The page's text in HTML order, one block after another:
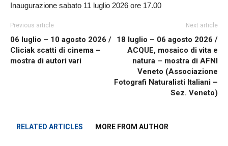
Inaugurazione sabato 11 luglio 2026 ore 17.00
Previous article
06 luglio – 10 agosto 2026 /
Cliciak scatti di cinema –
mostra di autori vari
Next article
18 luglio – 06 agosto 2026 /
ACQUE, mosaico di vita e
natura – mostra di AFNI
Veneto (Associazione
Fotografi Naturalisti Italiani –
Sez. Veneto)
RELATED ARTICLES MORE FROM AUTHOR